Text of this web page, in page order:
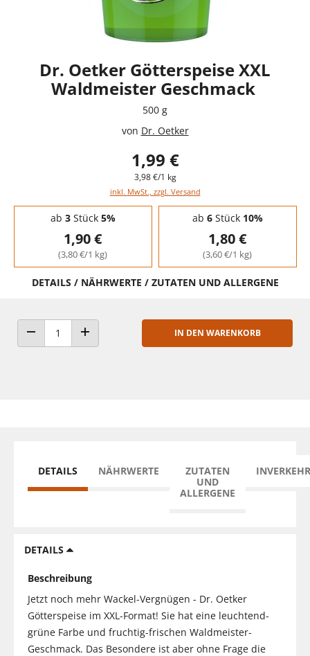
Dr. Oetker Götterspeise XXL
Waldmeister Geschmack
500 g
von Dr. Oetker
1,99 €
3,98 €/1 kg
inkl. MwSt., zzgl. Versand
Staffelpreise - Mengenrabatt
ab 3Stück 5%
1,90 €
(3,80 €/1 kg)
ab 6Stück 10%
1,80 €
(3,60 €/1 kg)
DETAILS / NÄHRWERTE / ZUTATEN UND ALLERGENE
ANZAHL VERRINGERNANZAHL ERHÖHEN
IN DEN WARENKORB
DETAILS NÄHRWERTE
ZUTATEN
UND
ALLERGENE
DETAILS
Beschreibung
Jetzt noch mehr Wackel-Vergnügen - Dr. Oetker
Götterspeise im XXL-Format! Sie hat eine leuchtend-
grüne Farbe und fruchtig-frischen Waldmeister-
Geschmack. Das Besondere ist aber ohne Frage die